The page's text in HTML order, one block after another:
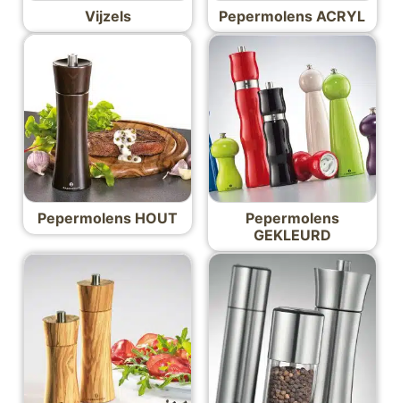
Vijzels Pepermolens ACRYL
Pepermolens HOUT
Pepermolens
GEKLEURD